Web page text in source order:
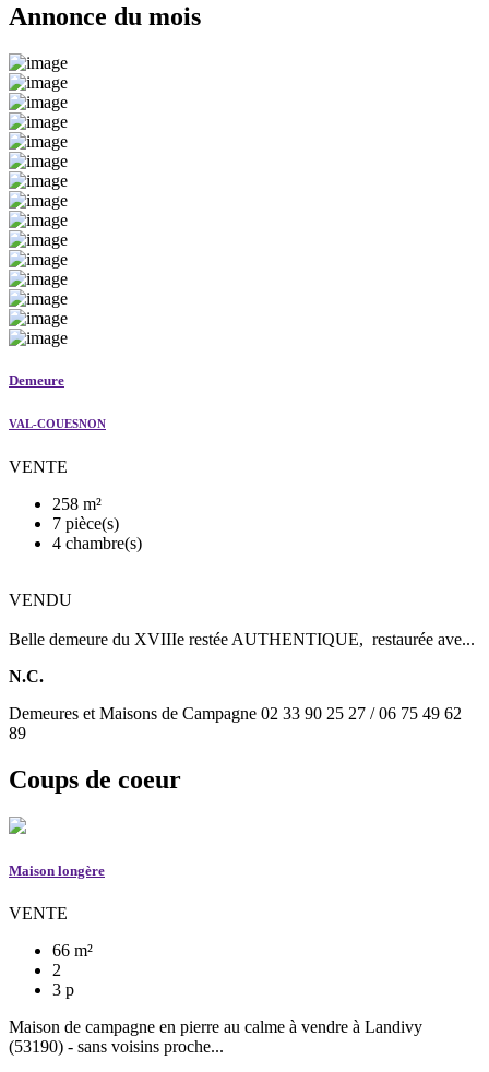
Annonce du mois
Demeure
VAL-COUESNON
VENTE
258 m²
7 pièce(s)
4 chambre(s)
VENDU
Belle demeure du XVIIIe restée AUTHENTIQUE, restaurée ave...
N.C.
Demeures et Maisons de Campagne 02 33 90 25 27 / 06 75 49 62
89
Coups de coeur
Maison longère
VENTE
66 m²
2
3 p
Maison de campagne en pierre au calme à vendre à Landivy
(53190) - sans voisins proche...